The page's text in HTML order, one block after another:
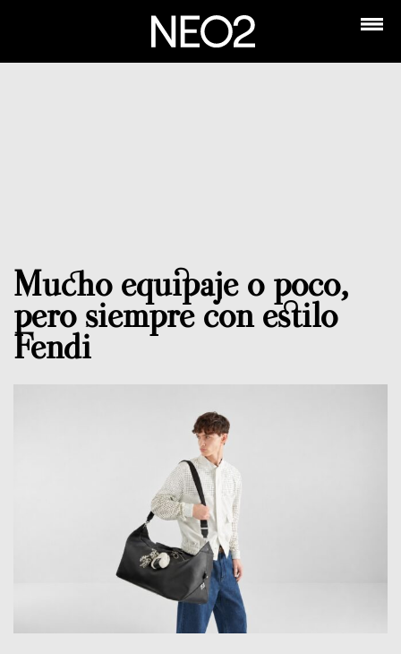
Mucho equipaje o poco,
pero siempre con estilo
Fendi